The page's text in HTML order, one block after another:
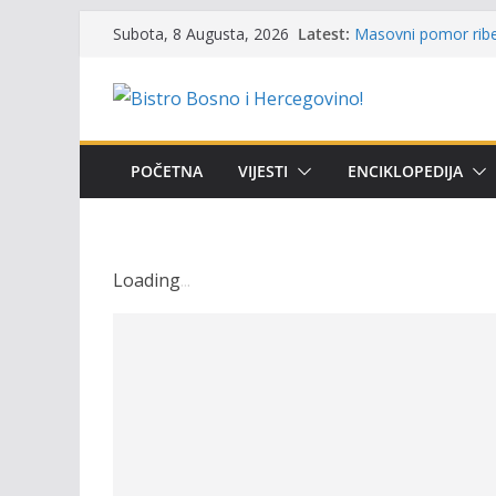
Skip
content
Subota, 8 Augusta, 2026 Latest: Masovni pomor
Poziv za učešće u
Obavještenje
osobe sa
POČETNA VIJESTI ENCIKLOPEDIJA
Loading...